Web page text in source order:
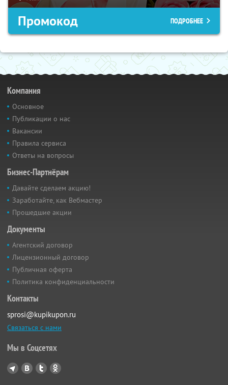
Промокод ПОДРОБНЕЕ
Компания
Основное
Публикации о нас
Вакансии
Правила сервиса
Ответы на вопросы
Бизнес-Партнёрам
Давайте сделаем акцию!
Заработайте, как Вебмастер
Прошедшие акции
Документы
Агентский договор
Лицензионный договор
Публичная оферта
Политика конфиденциальности
Контакты
sprosi@kupikupon.ru
Связаться с нами
Мы в Соцсетях